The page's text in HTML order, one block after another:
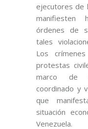
ejecutores de
manifiesten
órdenes de
tales
Los
protestas
marco de
coordinado y
que
situación
Venezuela.